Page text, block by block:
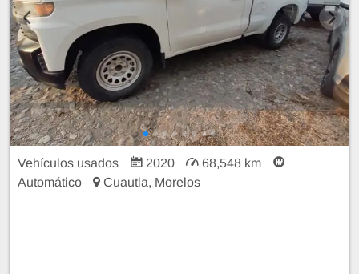
Vehículos usados 2020
68,548 km
Automático
Cuautla, Morelos